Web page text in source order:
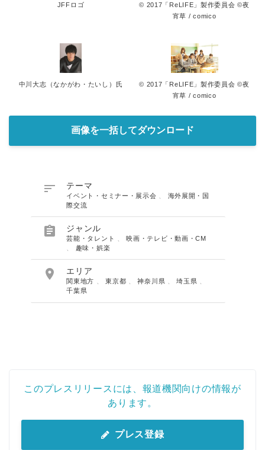
JFFロゴ
© 2017「ReLIFE」製作委員会 ©夜
宵草 / comico
中川大志（なかがわ・たいし）氏
© 2017「ReLIFE」製作委員会 ©夜
宵草 / comico
画像を一括してダウンロード
 テーマ
イベント・セミナー・展示会
海外展開・国
際交流
 ジャンル
芸能・タレント 、映画・テレビ・動画・CM
趣味・娯楽
 エリア
関東地方 、東京都 、神奈川県 、埼玉県
千葉県
このプレスリリースには、報道機関向けの情報が
あります。
プレス登録